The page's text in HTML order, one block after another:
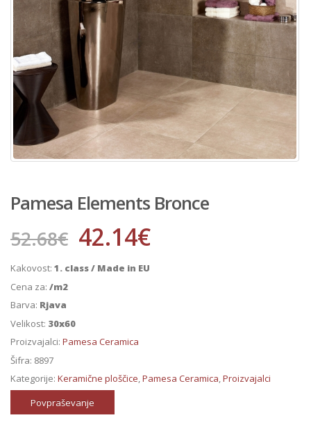
Pamesa Elements Bronce
52.68€ 42.14€
Kakovost: 1. class / Made in EU
Cena za: /m2
Barva: Rjava
Velikost: 30x60
Proizvajalci: Pamesa Ceramica
Šifra: 8897
Kategorije: Keramične ploščice,Pamesa Ceramica,Proizvajalci
Povpraševanje